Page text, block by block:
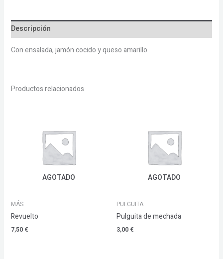
Descripción
Con ensalada, jamón cocido y queso amarillo
Productos relacionados
AGOTADO
MÁS
Revuelto
7,50 €
AGOTADO
PULGUITA
Pulguita de mechada
3,00 €